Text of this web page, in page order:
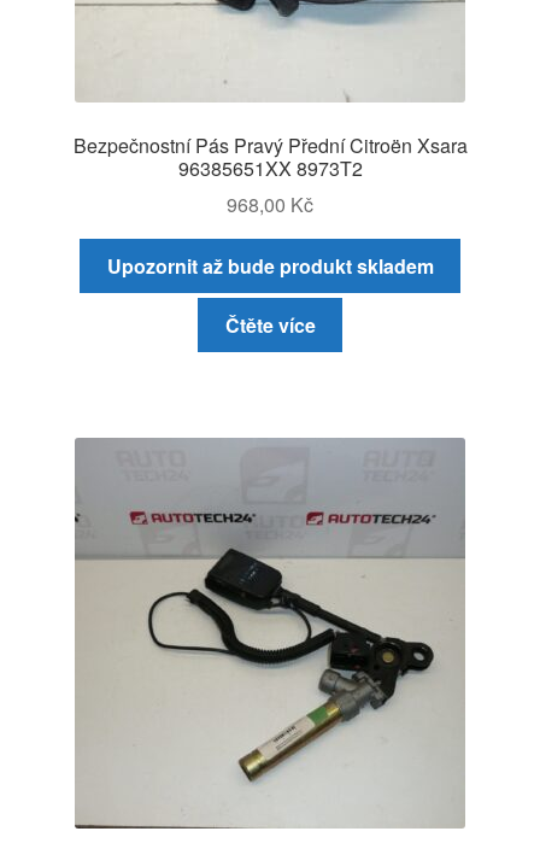
Bezpečnostní Pás Pravý Přední Citroën Xsara
96385651XX 8973T2
968,00 Kč
Upozornit až bude produkt skladem
Čtěte více